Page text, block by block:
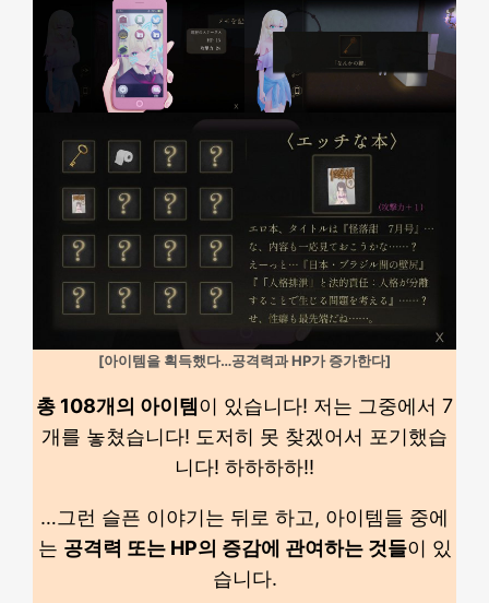
[아이템을 획득했다…공격력과 HP가 증가한다]
총 108개의 아이템 이 있습니다! 저는 그중에서 7
개를 놓쳤습니다! 도저히 못 찾겠어서 포기했습
니다! 하하하하!!
…그런 슬픈 이야기는 뒤로 하고, 아이템들 중에
는 공격력 또는 HP의 증감에 관여하는 것들이 있
습니다.